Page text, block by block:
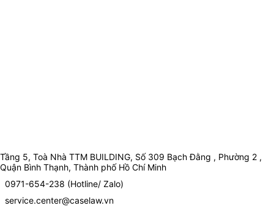
Tầng 5, Toà Nhà TTM BUILDING, Số 309 Bạch Đằng , Phường 2 ,
Quận Bình Thạnh, Thành phố Hồ Chí Minh
0971-654-238 (Hotline/ Zalo)
service.center@caselaw.vn